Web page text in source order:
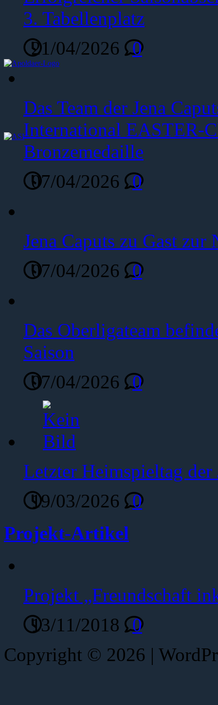
3. Tabellenplatz
21/04/2026
0
Das Team der Jena
International EASTER-
Bronzemedaille
07/04/2026
0
Jena Caputs zu Gast zur
07/04/2026
0
Das Oberligateam
Saison
07/04/2026
0
Letzter Heimspieltag der
19/03/2026
0
Projekt-Artikel
Projekt „Freundschaft
13/11/2018
0
Copyright © 2026 |